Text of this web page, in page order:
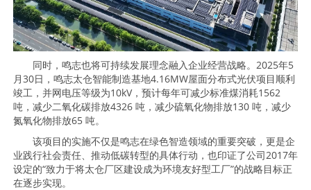
同时，鸣志也将可持续发展理念融入企业经营战略。2025年5
月30日，鸣志太仓智能制造基地4.16MW屋面分布式光伏项目顺利
竣工，并网电压等级为10kV，预计每年可减少标准煤消耗1562
吨，减少二氧化碳排放4326 吨，减少硫氧化物排放130 吨，减少
氮氧化物排放65 吨。
该项目的实施不仅是鸣志在绿色智造领域的重要突破，更是企
业践行社会责任、推动低碳转型的具体行动，也印证了公司2017年
设定的“致力于将太仓厂区建设成为环境友好型工厂”的战略目标正
在逐步实现。